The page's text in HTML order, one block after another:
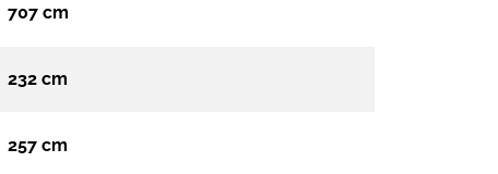
707 cm
232 cm
257 cm